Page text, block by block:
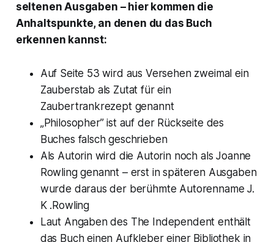
seltenen Ausgaben – hier kommen die
Anhaltspunkte, an denen du das Buch
erkennen kannst:
Auf Seite 53 wird aus Versehen zweimal ein
Zauberstab als Zutat für ein
Zaubertrankrezept genannt
„Philosopher” ist auf der Rückseite des
Buches falsch geschrieben
Als Autorin wird die Autorin noch als Joanne
Rowling genannt – erst in späteren Ausgaben
wurde daraus der berühmte Autorenname J.
K .Rowling
Laut Angaben des The Independent enthält
das Buch einen Aufkleber einer Bibliothek in